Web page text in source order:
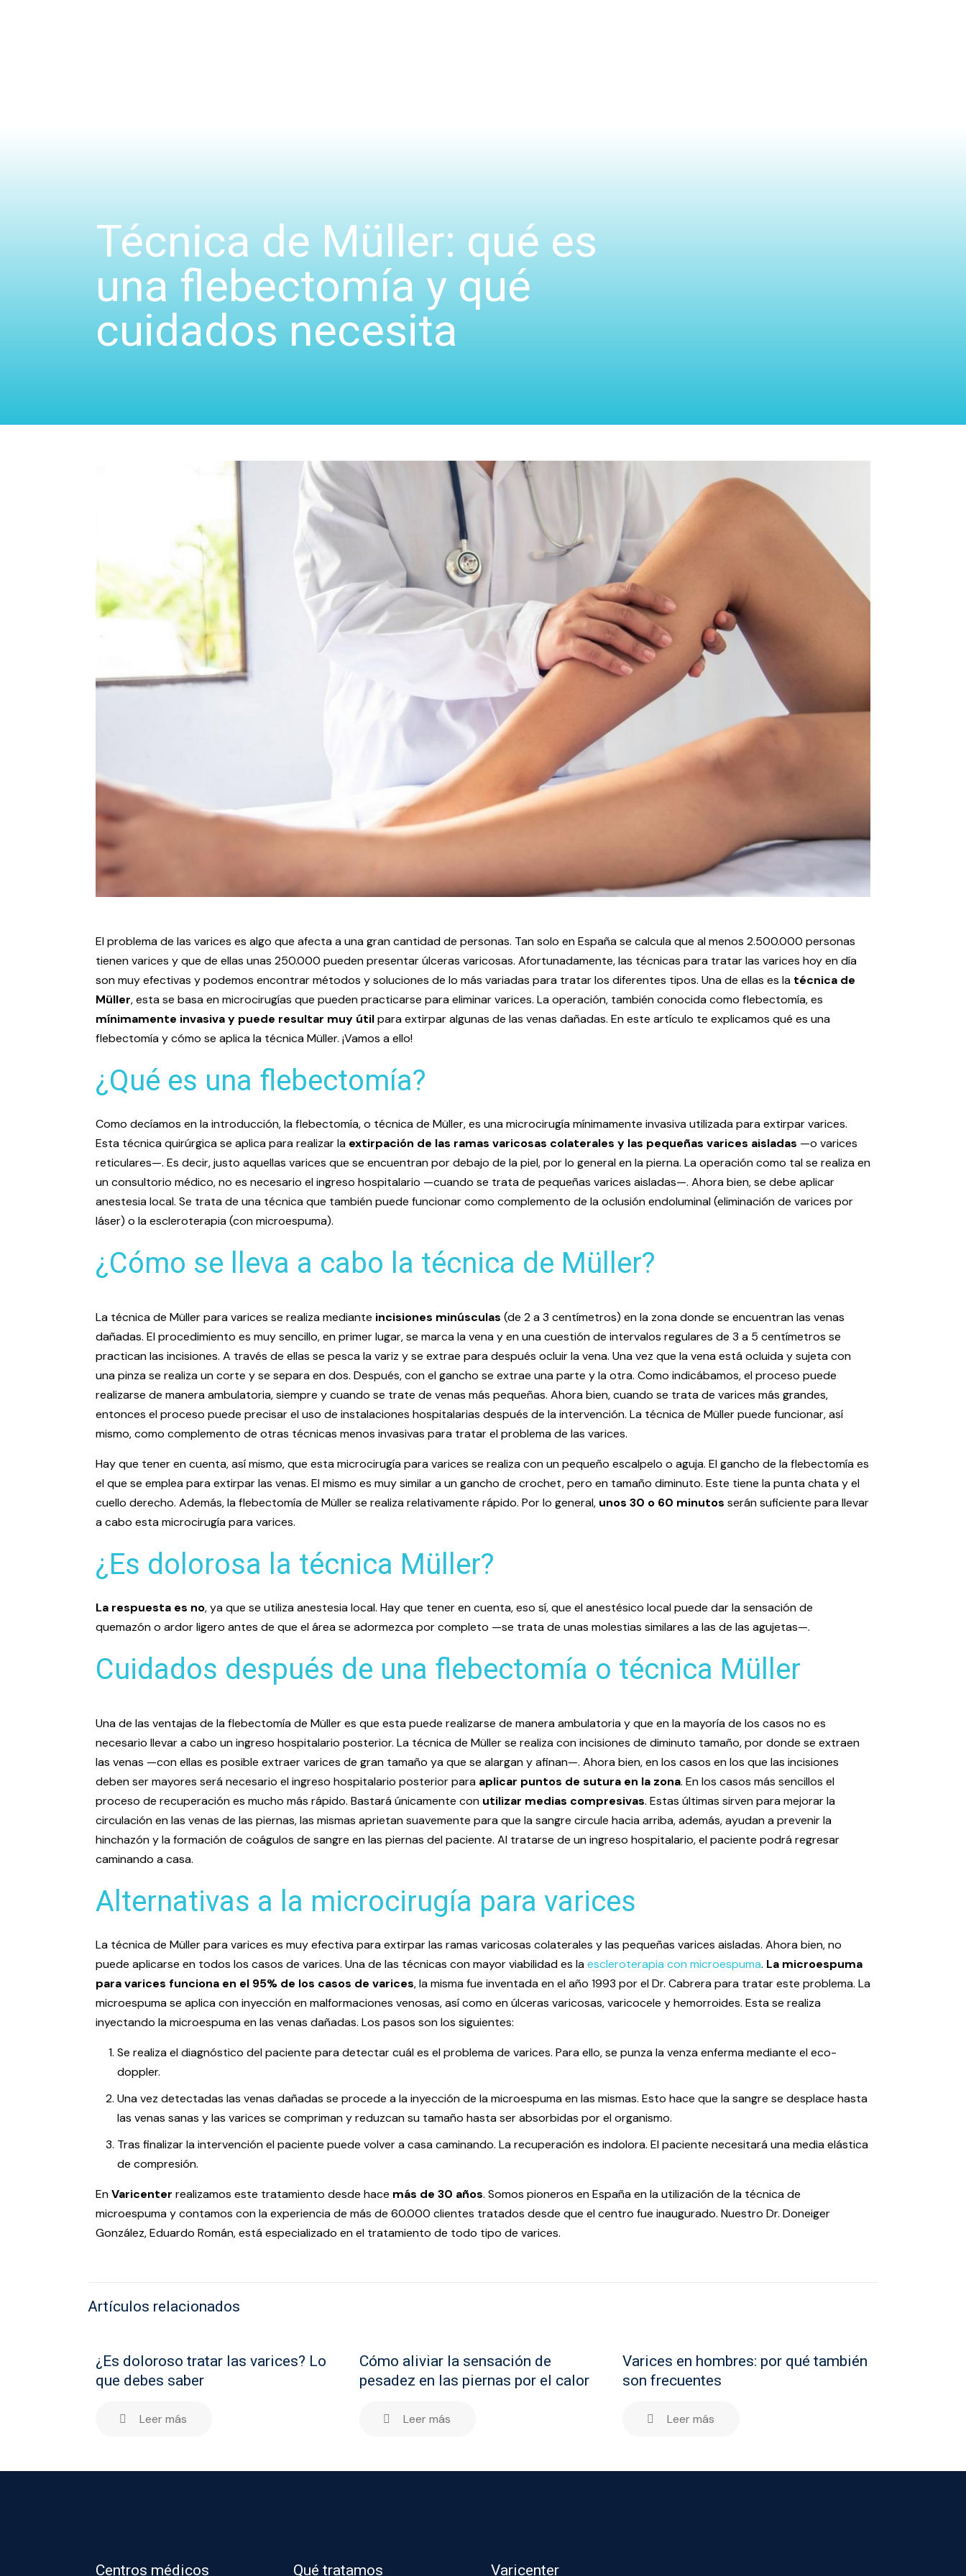
Técnica de Müller: qué es
una flebectomía y qué
cuidados necesita
El problema de las varices es algo que afecta a una gran cantidad de personas. Tan solo en España se calcula que al menos 2.500.000 personas
tienen varices y que de ellas unas 250.000 pueden presentar úlceras varicosas. Afortunadamente, las técnicas para tratar las varices hoy en día
son muy efectivas y podemos encontrar métodos y soluciones de lo más variadas para tratar los diferentes tipos. Una de ellas es la técnica de
Müller, esta se basa en microcirugías que pueden practicarse para eliminar varices. La operación, también conocida como flebectomía, es
mínimamente invasiva y puede resultar muy útilpara extirpar algunas de las venas dañadas. En este artículo te explicamos qué es una
flebectomía y cómo se aplica la técnica Müller. ¡Vamos a ello!
¿Qué es una flebectomía?
Como decíamos en la introducción, la flebectomía, o técnica de Müller, es una microcirugía mínimamente invasiva utilizada para extirpar varices.
Esta técnica quirúrgica se aplica para realizar la extirpación de las ramas varicosas colaterales y las pequeñas varices aisladas —o varices
reticulares—. Es decir, justo aquellas varices que se encuentran por debajo de la piel, por lo general en la pierna. La operación como tal se realiza en
un consultorio médico, no es necesario el ingreso hospitalario —cuando se trata de pequeñas varices aisladas—. Ahora bien, se debe aplicar
anestesia local. Se trata de una técnica que también puede funcionar como complemento de la oclusión endoluminal (eliminación de varices por
láser) o la escleroterapia (con microespuma).
¿Cómo se lleva a cabo la técnica de Müller?
La técnica de Müller para varices se realiza mediante incisiones minúsculas (de 2 a 3 centímetros) en la zona donde se encuentran las venas
dañadas. El procedimiento es muy sencillo, en primer lugar, se marca la vena y en una cuestión de intervalos regulares de 3 a 5 centímetros se
practican las incisiones. A través de ellas se pesca la variz y se extrae para después ocluir la vena. Una vez que la vena está ocluida y sujeta con
una pinza se realiza un corte y se separa en dos. Después, con el gancho se extrae una parte y la otra. Como indicábamos, el proceso puede
realizarse de manera ambulatoria, siempre y cuando se trate de venas más pequeñas. Ahora bien, cuando se trata de varices más grandes,
entonces el proceso puede precisar el uso de instalaciones hospitalarias después de la intervención. La técnica de Müller puede funcionar, así
mismo, como complemento de otras técnicas menos invasivas para tratar el problema de las varices.
Hay que tener en cuenta, así mismo, que esta microcirugía para varices se realiza con un pequeño escalpelo o aguja. El gancho de la flebectomía es
el que se emplea para extirpar las venas. El mismo es muy similar a un gancho de crochet, pero en tamaño diminuto. Este tiene la punta chata y el
cuello derecho. Además, la flebectomía de Müller se realiza relativamente rápido. Por lo general, unos 30 o 60 minutos serán suficiente para llevar
a cabo esta microcirugía para varices.
¿Es dolorosa la técnica Müller?
La respuesta es no, ya que se utiliza anestesia local. Hay que tener en cuenta, eso sí, que el anestésico local puede dar la sensación de
quemazón o ardor ligero antes de que el área se adormezca por completo —se trata de unas molestias similares a las de las agujetas—.
Cuidados después de una flebectomía o técnica Müller
Una de las ventajas de la flebectomía de Müller es que esta puede realizarse de manera ambulatoria y que en la mayoría de los casos no es
necesario llevar a cabo un ingreso hospitalario posterior. La técnica de Müller se realiza con incisiones de diminuto tamaño, por donde se extraen
las venas —con ellas es posible extraer varices de gran tamaño ya que se alargan y afinan—. Ahora bien, en los casos en los que las incisiones
deben ser mayores será necesario el ingreso hospitalario posterior para aplicar puntos de sutura en la zona. En los casos más sencillos el
proceso de recuperación es mucho más rápido. Bastará únicamente con utilizar medias compresivas. Estas últimas sirven para mejorar la
circulación en las venas de las piernas, las mismas aprietan suavemente para que la sangre circule hacia arriba, además, ayudan a prevenir la
hinchazón y la formación de coágulos de sangre en las piernas del paciente. Al tratarse de un ingreso hospitalario, el paciente podrá regresar
caminando a casa.
Alternativas a la microcirugía para varices
La técnica de Müller para varices es muy efectiva para extirpar las ramas varicosas colaterales y las pequeñas varices aisladas. Ahora bien, no
puede aplicarse en todos los casos de varices. Una de las técnicas con mayor viabilidad es laescleroterapia con microespuma. La microespuma
para varices funciona en el 95% de los casos de varices, la misma fue inventada en el año 1993 por el Dr. Cabrera para tratar este problema. La
microespuma se aplica con inyección en malformaciones venosas, así como en úlceras varicosas, varicocele y hemorroides. Esta se realiza
inyectando la microespuma en las venas dañadas. Los pasos son los siguientes:
Se realiza el diagnóstico del paciente para detectar cuál es el problema de varices. Para ello, se punza la venza enferma mediante el eco-
doppler.
Una vez detectadas las venas dañadas se procede a la inyección de la microespuma en las mismas. Esto hace que la sangre se desplace hasta
las venas sanas y las varices se compriman y reduzcan su tamaño hasta ser absorbidas por el organismo.
Tras finalizar la intervención el paciente puede volver a casa caminando. La recuperación es indolora. El paciente necesitará una media elástica
de compresión.
EnVaricenter realizamos este tratamiento desde hace más de 30 años. Somos pioneros en España en la utilización de la técnica de
microespuma y contamos con la experiencia de más de 60.000 clientes tratados desde que el centro fue inaugurado. Nuestro Dr. Doneiger
González, Eduardo Román, está especializado en el tratamiento de todo tipo de varices.
Artículos relacionados
¿Es doloroso tratar las varices? Lo
que debes saber
Leer más
Cómo aliviar la sensación de
pesadez en las piernas por el calor
Leer más
Varices en hombres: por qué también
son frecuentes
Leer más
Centros médicos Qué tratamos Varicenter